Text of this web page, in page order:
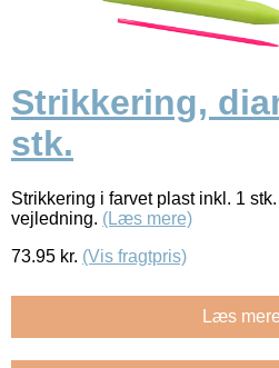
Strikkering,
stk.
Strikkering i farvet plast inkl. 1
vejledning. (Læs mere)
73.95 kr. (Vis fragtpris)
Læs